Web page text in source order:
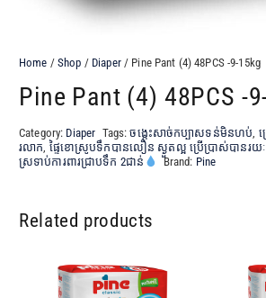
Home / Shop / Diaper/ Pine Pant (4) 48PCS -9-15kg
Pine Pant (4) 48PCS -
Category: Diaper Tags:ចង្កេះសាច់កប្បាសទន់មិនហប់
រលាក ផ្ទៃខោស្រូបទឹកបានលឿន ស្ងួតល្អ ប្រើប្រាស់បានរយ
ស្រទាប់ការពារជ្រាបទឹក 2ជាន់
Brand: Pine
Related products